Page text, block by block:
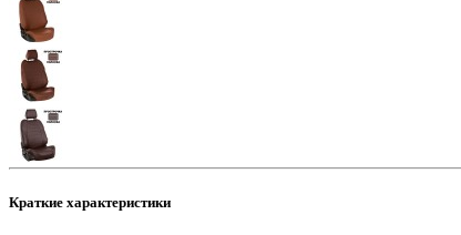
Краткие характеристики